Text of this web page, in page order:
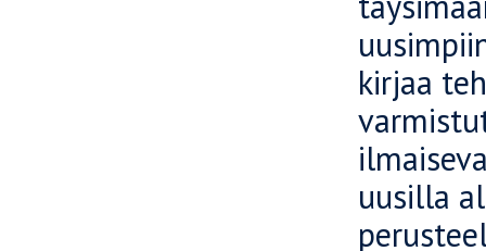
kirjaa
uusilla